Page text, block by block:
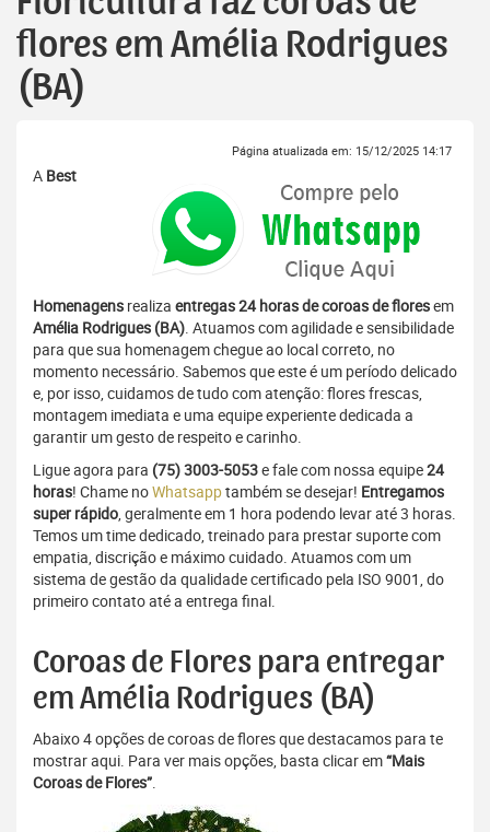
flores em Amélia Rodrigues
(BA)
Página atualizada em: 15/12/2025 14:17
A Best
Homenagens realiza entregas 24 horas de coroas de floresem
Amélia Rodrigues (BA). Atuamos com agilidade e sensibilidade
para que sua homenagem chegue ao local correto, no
momento necessário. Sabemos que este é um período delicado
e, por isso, cuidamos de tudo com atenção: flores frescas,
montagem imediata e uma equipe experiente dedicada a
garantir um gesto de respeito e carinho.
Ligue agora para (75) 3003-5053e fale com nossa equipe24
horas! Chame noWhatsapptambém se desejar! Entregamos
super rápido, geralmente em 1 hora podendo levar até 3 horas.
Temos um time dedicado, treinado para prestar suporte com
empatia, discrição e máximo cuidado. Atuamos com um
sistema de gestão da qualidade certificado pela ISO 9001, do
primeiro contato até a entrega final.
Coroas de Flores para entregar
em Amélia Rodrigues (BA)
Abaixo 4 opções de coroas de flores que destacamos para te
mostrar aqui. Para ver mais opções, basta clicar em“Mais
Coroas de Flores”.